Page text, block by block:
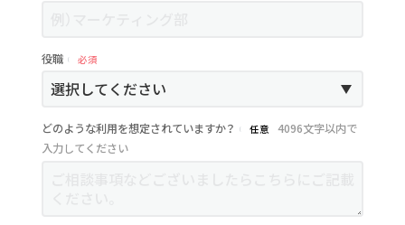
役職 必須
どのような利用を想定されていますか？ 任意
4096文字以内で
入力してください